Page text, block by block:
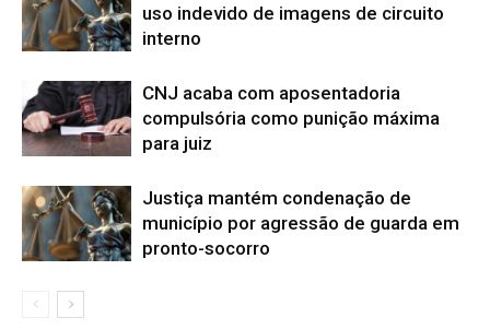
uso indevido de imagens de circuito
interno
CNJ acaba com aposentadoria
compulsória como punição máxima
para juiz
Justiça mantém condenação de
município por agressão de guarda em
pronto-socorro